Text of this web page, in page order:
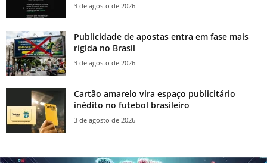
3 de agosto de 2026
Publicidade de apostas entra em fase mais
rígida no Brasil
3 de agosto de 2026
Cartão amarelo vira espaço publicitário
inédito no futebol brasileiro
3 de agosto de 2026